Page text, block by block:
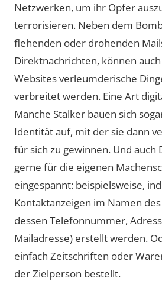
Netzwerken, um ihr Opfer
terrorisieren. Neben dem
flehenden oder drohenden
Direktnachrichten, können
Websites verleumderische
verbreitet werden. Eine Art
Manche Stalker bauen sich
Identität auf, mit der sie dann
für sich zu gewinnen. Und auch
gerne für die eigenen
eingespannt: beispielsweise,
Kontaktanzeigen im Namen
dessen Telefonnummer,
Mailadresse) erstellt werden.
einfach Zeitschriften oder
der Zielperson bestellt.